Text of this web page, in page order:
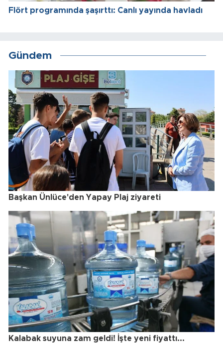
Flört programında şaşırttı: Canlı yayında havladı
Gündem
Başkan Ünlüce'den Yapay Plaj ziyareti
Kalabak suyuna zam geldi! İşte yeni fiyattı...